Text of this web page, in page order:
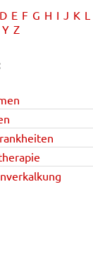
D E F G H I J K L
Y Z